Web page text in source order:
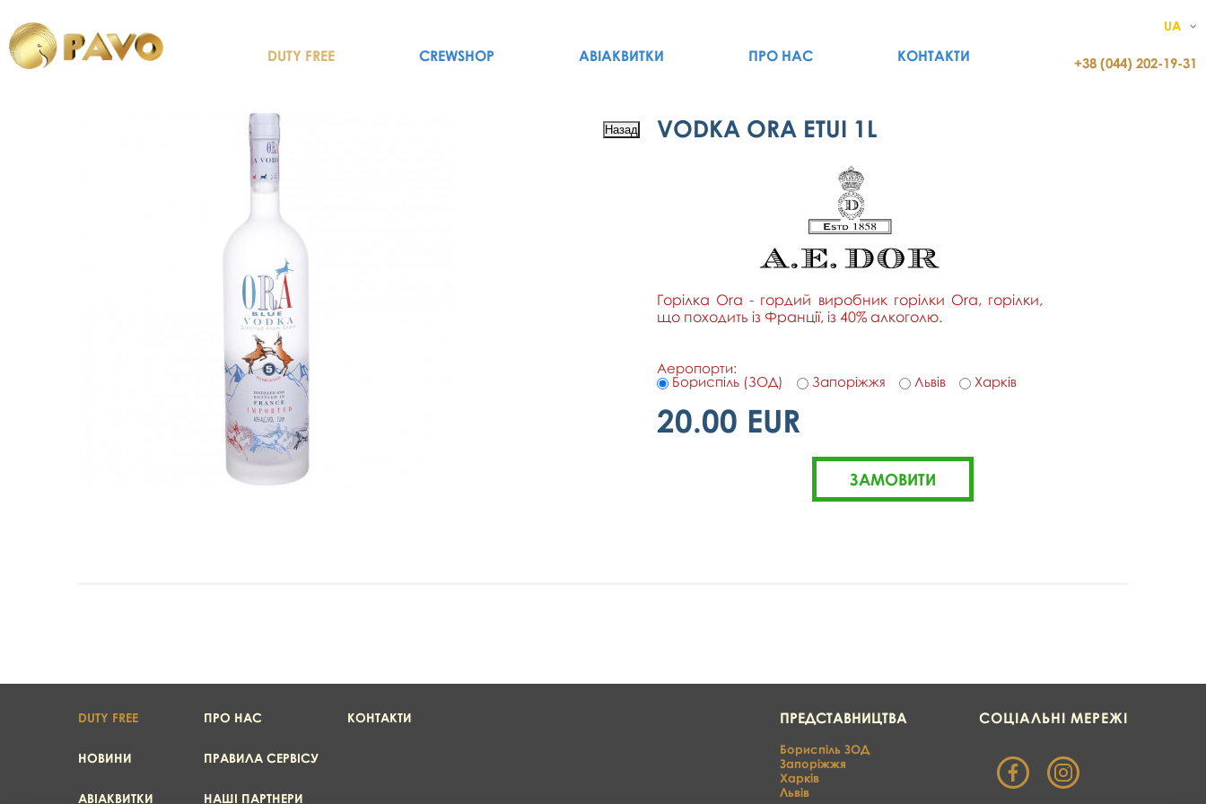
DUTY FREE CREWSHOP АВІАКВИТКИ ПРО НАС КОНТАКТИ
UA
+38 (044) 202-19-31
VODKA ORA ETUI 1L
Горілка Ora - гордий виробник горілки Ora, горілки,
що походить із Франції, із 40% алкоголю.
Аеропорти:
Бориспіль (ЗОД)
Запоріжжя Львів Харків
20.00 EUR
DUTY FREE ПРО НАС КОНТАКТИ
НОВИНИ ПРАВИЛА СЕРВІСУ
АВІАКВИТКИ НАШІ ПАРТНЕРИ
СОЦІАЛЬНІ МЕРЕЖІ
ПРЕДСТАВНИЦТВА
Бориспіль ЗОД
Запоріжжя
Харків
Львів